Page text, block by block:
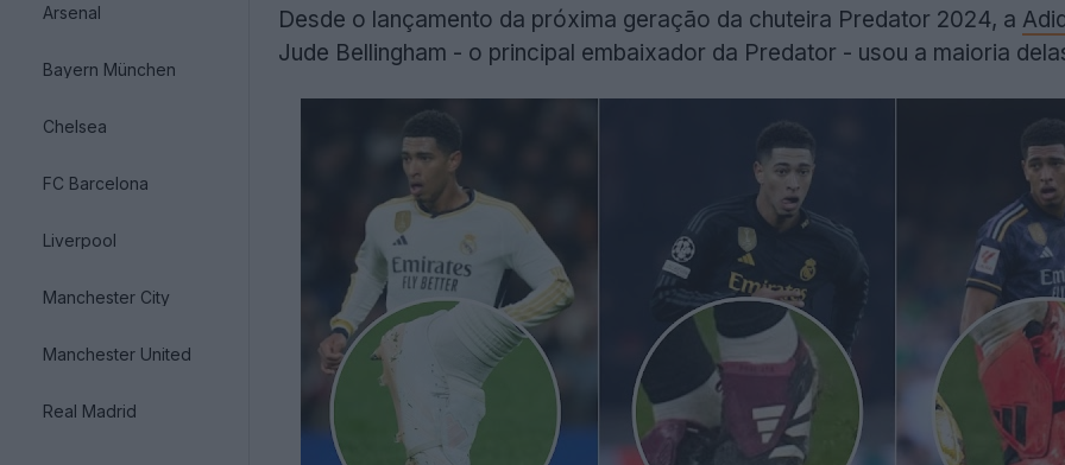
Arsenal
Bayern München
Chelsea
FC Barcelona
Liverpool
Manchester City
Manchester United
Real Madrid
Desde o lançamento da próxima geração da chuteira Predator 2024, a
Jude Bellingham - o principal embaixador da Predator - usou a maioria